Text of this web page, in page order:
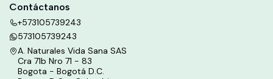
Contáctanos
+573105739243
573105739243
A. Naturales Vida Sana SAS
Cra 71b Nro 71 - 83
Bogota - Bogotá D.C.